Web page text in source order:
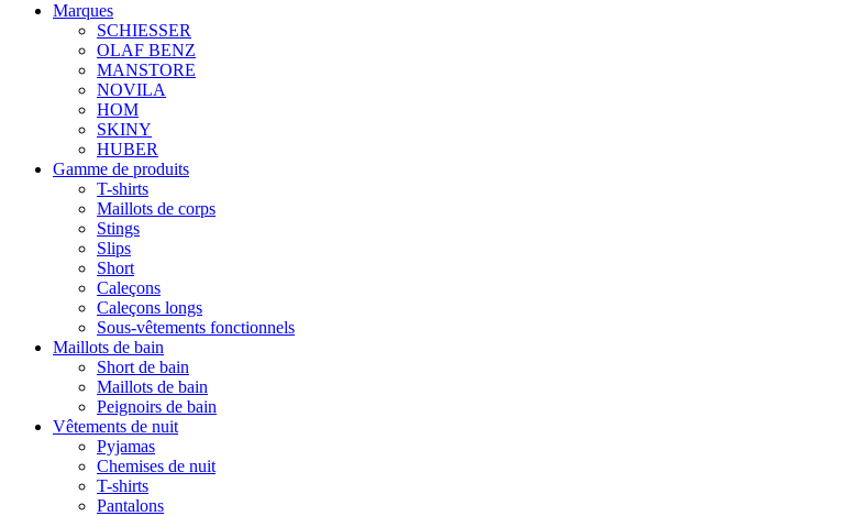
Marques
SCHIESSER
OLAF BENZ
MANSTORE
NOVILA
HOM
SKINY
HUBER
Gamme de produits
T-shirts
Maillots de corps
Stings
Slips
Short
Caleçons
Caleçons longs
Sous-vêtements fonctionnels
Maillots de bain
Short de bain
Maillots de bain
Peignoirs de bain
Vêtements de nuit
Pyjamas
Chemises de nuit
T-shirts
Pantalons